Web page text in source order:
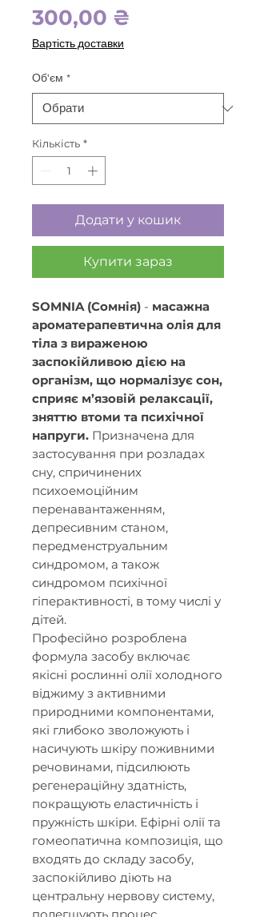
300,00 ₴
Вартість доставки
Об'єм *
Кількість *
Додати у кошик
Купити зараз
SOMNIA (Сомнія) - масажна
ароматерапевтична олія для
тіла з вираженою
заспокійливою дією на
організм, що нормалізує сон,
сприяє м’язовій релаксації,
зняттю втоми та психічної
напруги. Призначена для
застосування при розладах
сну, спричинених
психоемоційним
перенавантаженням,
депресивним станом,
передменструальним
синдромом, а також
синдромом психічної
гіперактивності, в тому числі у
дітей.
Професійно розроблена
формула засобу включає
якісні рослинні олії холодного
віджиму з активними
природними компонентами,
які глибоко зволожують і
насичують шкіру поживними
речовинами, підсилюють
регенераційну здатність,
покращують еластичність і
пружність шкіри. Ефірні олії та
гомеопатична композиція, що
входять до складу засобу,
заспокійливо діють на
центральну нервову систему,